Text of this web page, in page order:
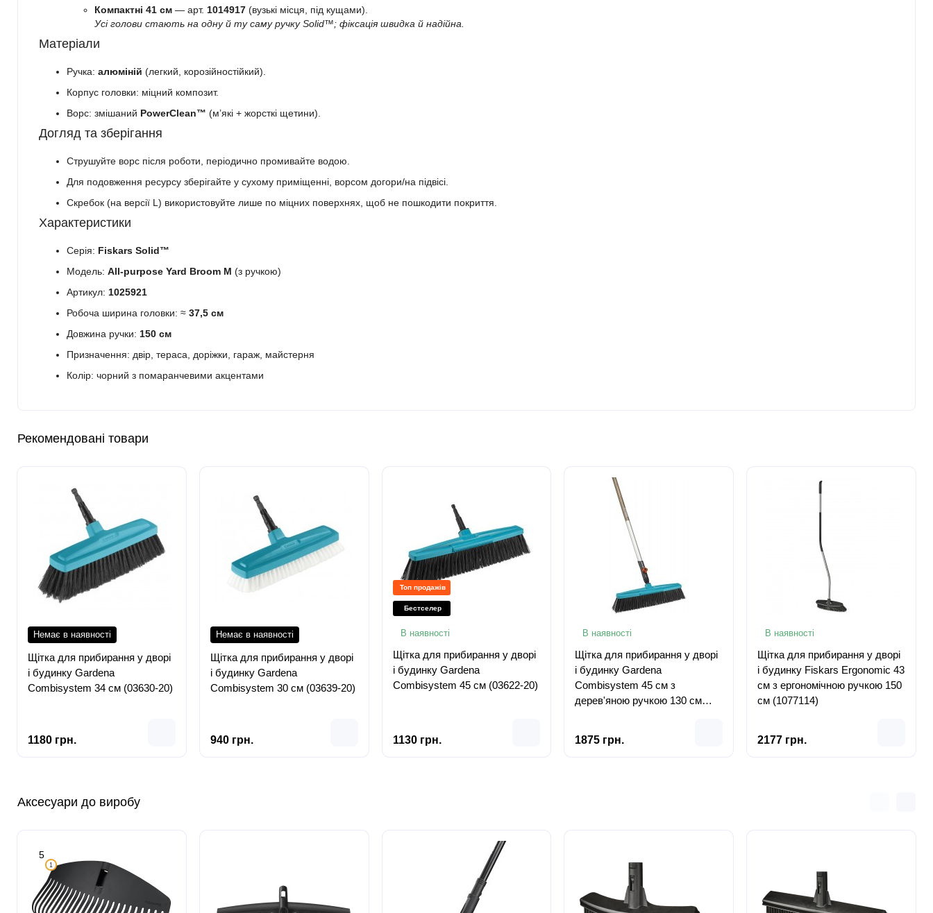
Компактні 41 см — арт. 1014917 (вузькі місця, під кущами).
Усі голови стають на одну й ту саму ручку Solid™; фіксація швидка й надійна.
Матеріали
Ручка: алюміній (легкий, корозійностійкий).
Корпус головки: міцний композит.
Ворс: змішаний PowerClean™ (м’які + жорсткі щетини).
Догляд та зберігання
Струшуйте ворс після роботи, періодично промивайте водою.
Для подовження ресурсу зберігайте у сухому приміщенні, ворсом догори/на підвісі.
Скребок (на версії L) використовуйте лише по міцних поверхнях, щоб не пошкодити покриття.
Характеристики
Серія: Fiskars Solid™
Модель: All-purpose Yard Broom M (з ручкою)
Артикул: 1025921
Робоча ширина головки: ≈ 37,5 см
Довжина ручки: 150 см
Призначення: двір, тераса, доріжки, гараж, майстерня
Колір: чорний з помаранчевими акцентами
Рекомендовані товари
Немає в наявності
Щітка для прибирання у дворі
і будинку Gardena
Combisystem 34 см (03630-20)
1180 грн.
Немає в наявності
Щітка для прибирання у дворі
і будинку Gardena
Combisystem 30 см (03639-20)
940 грн.
Топ продажів
Бестселер
В наявності
Щітка для прибирання у дворі
і будинку Gardena
Combisystem 45 см (03622-20)
1130 грн.
В наявності
Щітка для прибирання у дворі
і будинку Gardena
Combisystem 45 см з
дерев'яною ручкою 130 см
1875 грн.
В наявності
Щітка для прибирання у дворі
і будинку Fiskars Ergonomic 43
см з ергономічною ручкою 150
см (1077114)
2177 грн.
Аксесуари до виробу
5
1